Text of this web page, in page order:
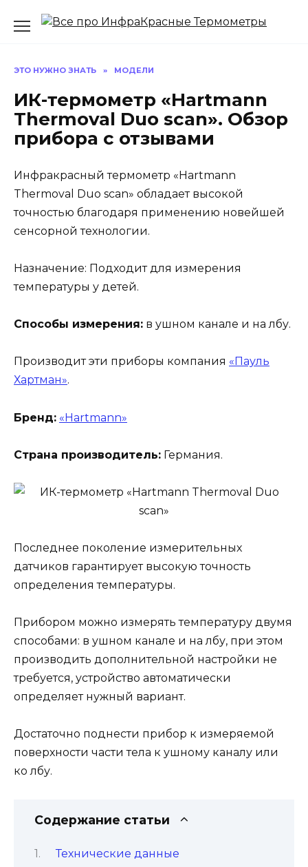
ЭТО НУЖНО ЗНАТЬ » МОДЕЛИ
ИК-термометр «Hartmann
Thermoval Duo scan». Обзор
прибора с отзывами
Инфракрасный термометр «Hartmann
Thermoval Duo scan» обладает высокой
точностью благодаря применению новейшей
сенсорной технологии.
Назначение: Подходит для измерения
температуры у детей.
Способы измерения: в ушном канале и на лбу.
Производит эти приборы компания «Пауль
Хартман».
Бренд: «Hartmann»
Страна производитель: Германия.
Последнее поколение измерительных
датчиков гарантирует высокую точность
определения температуры.
Прибором можно измерять температуру двумя
способами: в ушном канале и на лбу, при этом
производить дополнительной настройки не
требуется, устройство автоматически
определяет нужный вариант.
Достаточно поднести прибор к измеряемой
поверхности части тела к ушному каналу или
ко лбу.
Содержание статьи
Технические данные